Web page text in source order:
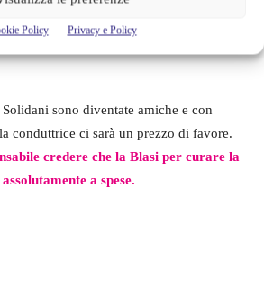
Policy Privacy e Policy
alla moda e anche per esigenze
sono diventate amiche e con
conduttrice ci sarà un prezzo di favore.
credere che la Blasi per curare la
a spese.